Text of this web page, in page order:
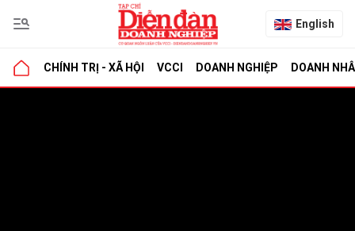
English
CHÍNH TRỊ - XÃ HỘI VCCI DOANH NGHIỆP DOANH